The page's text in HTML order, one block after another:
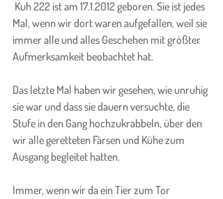
Mal, wenn wir dort waren aufgefallen, weil sie
immer alle und alles Geschehen mit größter
Aufmerksamkeit beobachtet hat.
Das letzte Mal haben wir gesehen, wie unruhig
sie war und dass sie dauern versuchte, die
Stufe in den Gang hochzukrabbeln, über den
wir alle geretteten Färsen und Kühe zum
Ausgang begleitet hatten.
Immer, wenn wir da ein Tier zum Tor